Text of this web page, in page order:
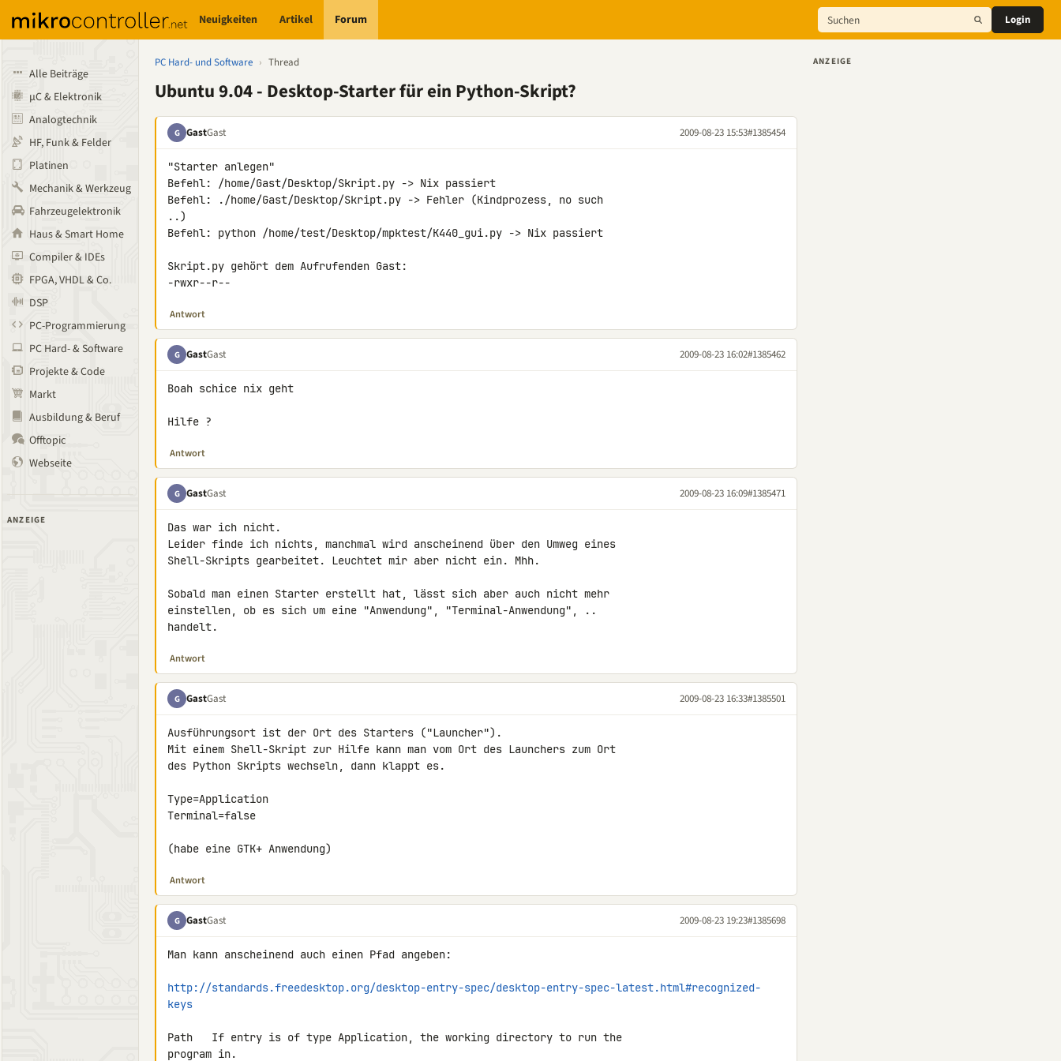
Neuigkeiten Artikel Forum Login
Alle Beiträge
µC & Elektronik
Analogtechnik
HF, Funk & Felder
Platinen
Mechanik & Werkzeug
Fahrzeugelektronik
Haus & Smart Home
Compiler & IDEs
FPGA, VHDL & Co.
DSP
PC-Programmierung
PC Hard- & Software
Projekte & Code
Markt
Ausbildung & Beruf
Offtopic
Webseite
ANZEIGE
PC Hard- und Software › Thread
Ubuntu 9.04 - Desktop-Starter für ein Python-Skript?
G GastGast 2009-08-23 15:53#1385454
"Starter anlegen"
Befehl: /home/Gast/Desktop/Skript.py -> Nix passiert
Befehl: ./home/Gast/Desktop/Skript.py -> Fehler (Kindprozess, no such
..)
Befehl: python /home/test/Desktop/mpktest/K440_gui.py -> Nix passiert
Skript.py gehört dem Aufrufenden Gast:
-rwxr--r--
Antwort
G GastGast 2009-08-23 16:02#1385462
Boah schice nix geht
Hilfe ?
Antwort
G GastGast 2009-08-23 16:09#1385471
Das war ich nicht.
Leider finde ich nichts, manchmal wird anscheinend über den Umweg eines
Shell-Skripts gearbeitet. Leuchtet mir aber nicht ein. Mhh.
Sobald man einen Starter erstellt hat, lässt sich aber auch nicht mehr
einstellen, ob es sich um eine "Anwendung", "Terminal-Anwendung", ..
handelt.
Antwort
G GastGast 2009-08-23 16:33#1385501
Ausführungsort ist der Ort des Starters ("Launcher").
Mit einem Shell-Skript zur Hilfe kann man vom Ort des Launchers zum Ort
des Python Skripts wechseln, dann klappt es.
Type=Application
Terminal=false
(habe eine GTK+ Anwendung)
Antwort
G GastGast 2009-08-23 19:23#1385698
Man kann anscheinend auch einen Pfad angeben:
http://standards.freedesktop.org/desktop-entry-spec/desktop-entry-spec-latest.html#recognized-
keys
Path   If entry is of type Application, the working directory to run the
program in.
ANZEIGE